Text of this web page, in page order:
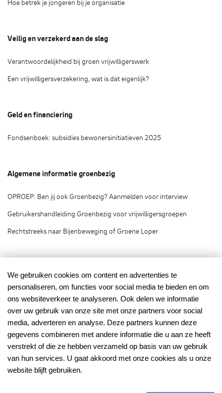
Hoe betrek je jongeren bij je organisatie
Veilig en verzekerd aan de slag
Verantwoordelijkheid bij groen vrijwilligerswerk
Een vrijwilligersverzekering, wat is dat eigenlijk?
Geld en financiering
Fondsenboek: subsidies bewonersinitiatieven 2025
Algemene informatie groenbezig
OPROEP: Ben jij ook Groenbezig? Aanmelden voor interview
Gebruikershandleiding Groenbezig voor vrijwilligersgroepen
Rechtstreeks naar Bijenbeweging of Groene Loper
Groenbezig.nl © 2020
Groenbezig.nl is het vrijwilligersplatform van:
Mede mogelijk gemaakt
met financiering van:
We gebruiken cookies om content en advertenties te
personaliseren, om functies voor social media te bieden en om
ons websiteverkeer te analyseren. Ook delen we informatie
over uw gebruik van onze site met onze partners voor social
media, adverteren en analyse. Deze partners kunnen deze
gegevens combineren met andere informatie die u aan ze heeft
verstrekt of die ze hebben verzameld op basis van uw gebruik
van hun services. U gaat akkoord met onze cookies als u onze
website blijft gebruiken.